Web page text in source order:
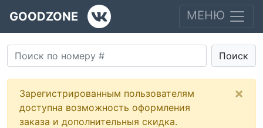
GOODZONE МЕНЮ
Поиск
Зарегистрированным пользователям
доступна возможность оформления
заказа и дополнительныя скидка.
×